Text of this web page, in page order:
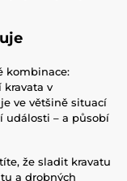
kombinace:
kravata v
ve většině situací
události – a působí
že sladit kravatu
a drobných